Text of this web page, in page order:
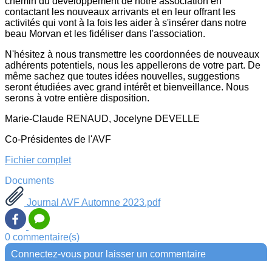
contactant les nouveaux arrivants et en leur offrant les
activités qui vont à la fois les aider à s'insérer dans notre
beau Morvan et les fidéliser dans l'association.
N'hésitez à nous transmettre les coordonnées de nouveaux
adhérents potentiels, nous les appellerons de votre part. De
même sachez que toutes idées nouvelles, suggestions
seront étudiées avec grand intérêt et bienveillance. Nous
serons à votre entière disposition.
Marie-Claude RENAUD, Jocelyne DEVELLE
Co-Présidentes de l'AVF
Fichier complet
Documents
Journal AVF Automne 2023.pdf
0 commentaire(s)
Connectez-vous pour laisser un commentaire